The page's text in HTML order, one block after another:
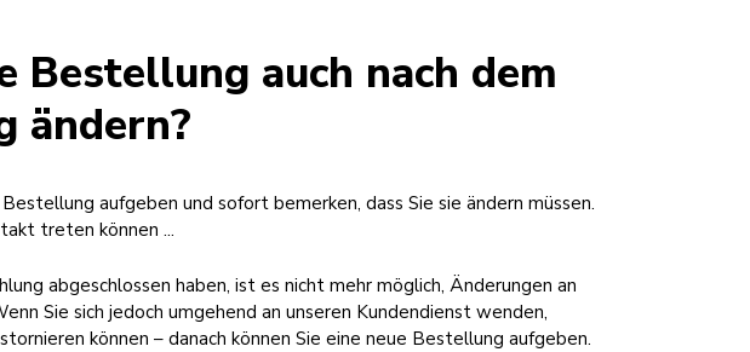
Bestellung auch nach dem
ändern?
aufgeben und sofort bemerken, dass Sie sie ändern müssen.
treten können ...
abgeschlossen haben, ist es nicht mehr möglich, Änderungen an
Sie sich jedoch umgehend an unseren Kundendienst wenden,
können – danach können Sie eine neue Bestellung aufgeben.